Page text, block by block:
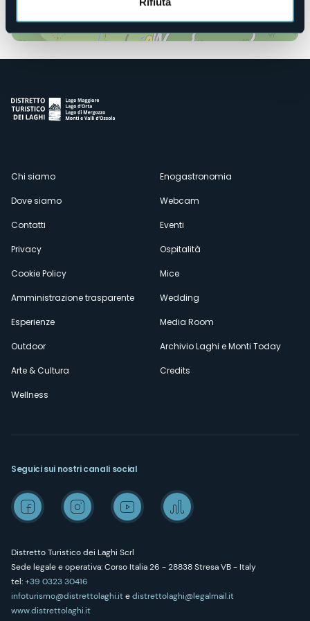
Menù
secondario
Chi siamo
Dove siamo
Contatti
Privacy
Cookie Policy
Amministrazione trasparente
Esperienze
Outdoor
Arte & Cultura
Wellness
Enogastronomia
Webcam
Eventi
Ospitalità
Mice
Wedding
Media Room
Archivio Laghi e Monti Today
Credits
Distretto Turistico dei Laghi Scrl
Sede legale e operativa: Corso Italia 26 - 28838 Stresa VB - Italy
tel:+39 0323 30416
infoturismo@distrettolaghi.itedistrettolaghi@legalmail.it
www.distrettolaghi.it
Seguici sui nostri canali social